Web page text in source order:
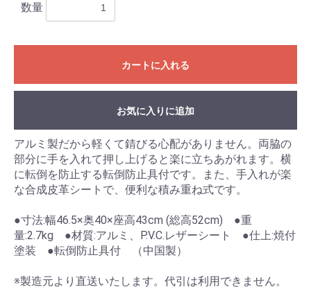
数量
カートに入れる
お買い物を続ける カートへ進む
お気に入りに追加
アルミ製だから軽くて錆びる心配がありません。両脇の
部分に手を入れて押し上げると楽に立ちあがれます。横
に転倒を防止する転倒防止具付です。また、手入れが楽
な合成皮革シートで、便利な積み重ね式です。
●寸法:幅46.5×奥40×座高43cm (総高52cm) ●重
量:2.7kg ●材質:アルミ、P.V.C.レザーシート ●仕上:焼付
塗装 ●転倒防止具付 （中国製）
※製造元より直送いたします。代引は利用できません。